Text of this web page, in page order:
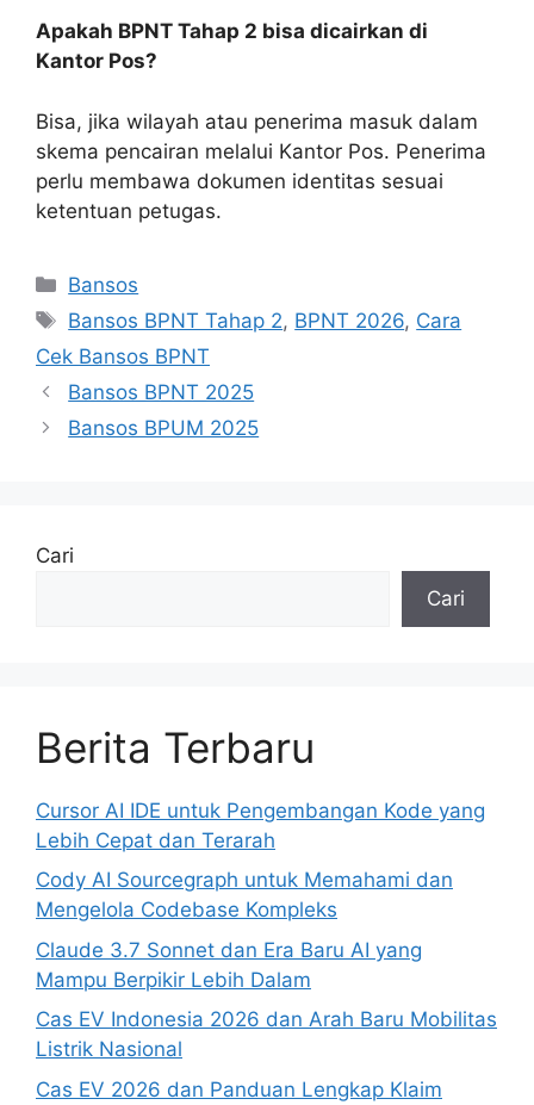
Apakah BPNT Tahap 2 bisa dicairkan di
Kantor Pos?
Bisa, jika wilayah atau penerima masuk dalam
skema pencairan melalui Kantor Pos. Penerima
perlu membawa dokumen identitas sesuai
ketentuan petugas.
Kategori
Bansos
Tag
Bansos BPNT Tahap 2, BPNT 2026, Cara
Cek Bansos BPNT
Bansos BPNT 2025
Bansos BPUM 2025
Cari
Cari
Berita Terbaru
Cursor AI IDE untuk Pengembangan Kode yang
Lebih Cepat dan Terarah
Cody AI Sourcegraph untuk Memahami dan
Mengelola Codebase Kompleks
Claude 3.7 Sonnet dan Era Baru AI yang
Mampu Berpikir Lebih Dalam
Cas EV Indonesia 2026 dan Arah Baru Mobilitas
Listrik Nasional
Cas EV 2026 dan Panduan Lengkap Klaim